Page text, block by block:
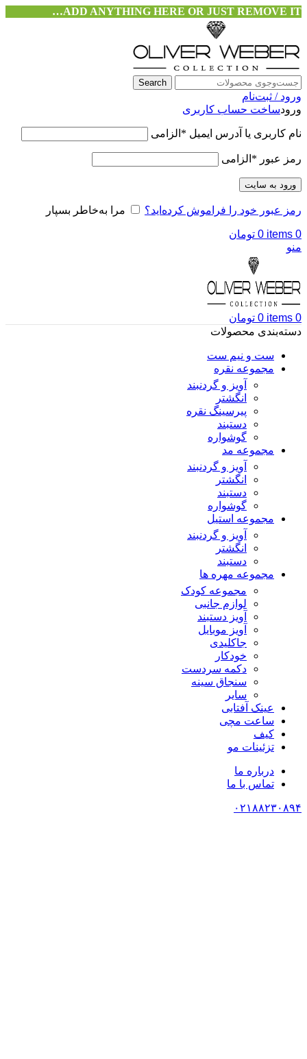
ADD ANYTHING HERE OR JUST REMOVE IT…
Search
ورود / ثبت‌نام
ورودساخت حساب کاربری
نام کاربری یا آدرس ایمیل * الزامی
رمز عبور * الزامی
ورود به سایت
رمز عبور خود را فراموش کرده‌اید؟ مرا به‌خاطر بسپار
0
items
0 تومان
منو
0
items
0 تومان
دسته‌بندی محصولات
ست و نیم ست
مجموعه نقره
آویز و گردنبند
انگشتر
پیرسینگ نقره
دستبند
گوشواره
مجموعه مد
آویز و گردنبند
انگشتر
دستبند
گوشواره
مجموعه استیل
آویز و گردنبند
انگشتر
دستبند
مجموعه مهره ها
مجموعه کودک
لوازم جانبی
آویز دستبند
آویز موبایل
جاکلیدی
خودکار
دکمه سردست
سنجاق سینه
سایر
عینک آفتابی
ساعت مچی
کیف
تزئینات مو
درباره ما
تماس با ما
۰۲۱۸۸۲۳۰۸۹۴